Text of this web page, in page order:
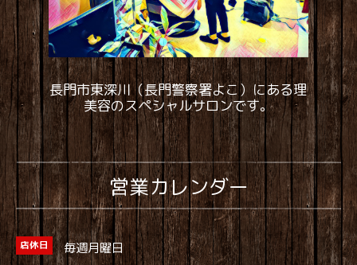
長門市東深川（長門警察署よこ）にある理
美容のスペシャルサロンです。
営業カレンダー
店休日 毎週月曜日